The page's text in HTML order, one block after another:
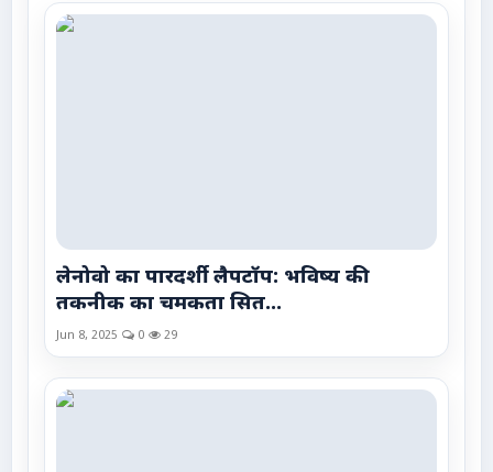
लेनोवो का पारदर्शी लैपटॉप: भविष्य की
तकनीक का चमकता सित...
Jun 8, 2025 0 29